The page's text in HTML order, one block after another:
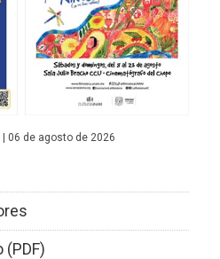
| 06 de agosto de 2026